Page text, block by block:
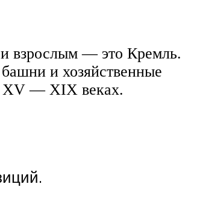
и взрослым — это Кремль.
и хозяйственные
XV — XIX веках.